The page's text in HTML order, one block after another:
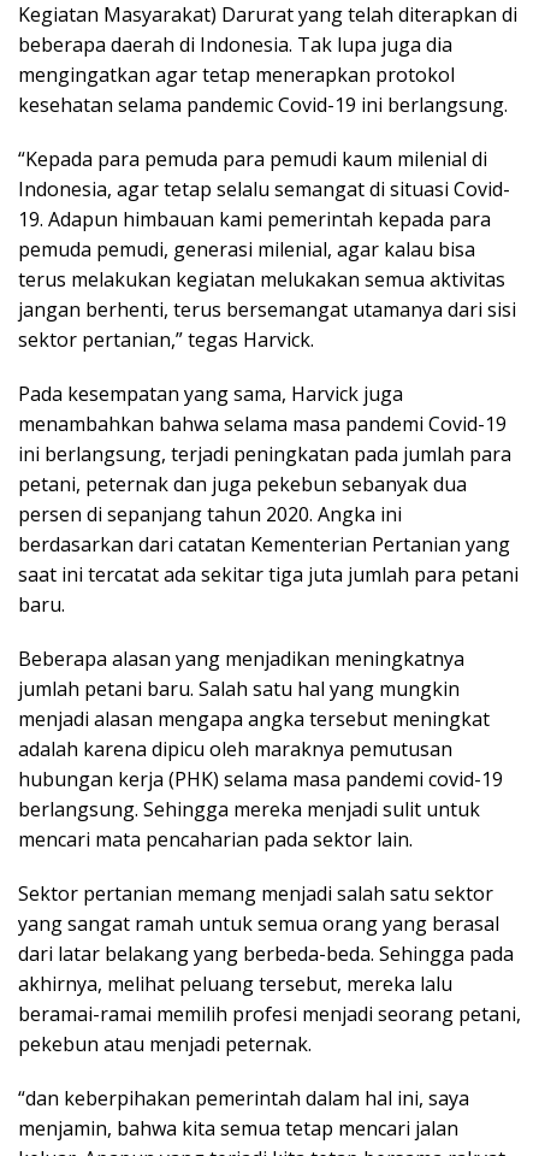
Kegiatan Masyarakat) Darurat yang telah diterapkan di
beberapa daerah di Indonesia. Tak lupa juga dia
mengingatkan agar tetap menerapkan protokol
kesehatan selama pandemic Covid-19 ini berlangsung.
“Kepada para pemuda para pemudi kaum milenial di
Indonesia, agar tetap selalu semangat di situasi Covid-
19. Adapun himbauan kami pemerintah kepada para
pemuda pemudi, generasi milenial, agar kalau bisa
terus melakukan kegiatan melukakan semua aktivitas
jangan berhenti, terus bersemangat utamanya dari sisi
sektor pertanian,” tegas Harvick.
Pada kesempatan yang sama, Harvick juga
menambahkan bahwa selama masa pandemi Covid-19
ini berlangsung, terjadi peningkatan pada jumlah para
petani, peternak dan juga pekebun sebanyak dua
persen di sepanjang tahun 2020. Angka ini
berdasarkan dari catatan Kementerian Pertanian yang
saat ini tercatat ada sekitar tiga juta jumlah para petani
baru.
Beberapa alasan yang menjadikan meningkatnya
jumlah petani baru. Salah satu hal yang mungkin
menjadi alasan mengapa angka tersebut meningkat
adalah karena dipicu oleh maraknya pemutusan
hubungan kerja (PHK) selama masa pandemi covid-19
berlangsung. Sehingga mereka menjadi sulit untuk
mencari mata pencaharian pada sektor lain.
Sektor pertanian memang menjadi salah satu sektor
yang sangat ramah untuk semua orang yang berasal
dari latar belakang yang berbeda-beda. Sehingga pada
akhirnya, melihat peluang tersebut, mereka lalu
beramai-ramai memilih profesi menjadi seorang petani,
pekebun atau menjadi peternak.
“dan keberpihakan pemerintah dalam hal ini, saya
menjamin, bahwa kita semua tetap mencari jalan